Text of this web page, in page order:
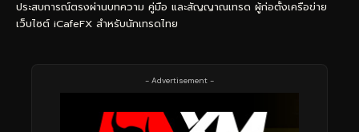
ประสบการณ์ตรงผ่านบทความ คู่มือ และสัญญาณเทรด ผู้ก่อตั้งเครือข่าย
เว็บไซต์ iCafeFX สำหรับนักเทรดไทย
- Advertisement -